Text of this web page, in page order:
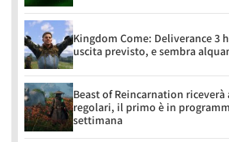
Kingdom Come: Deliverance 3
uscita previsto, e sembra
Beast of Reincarnation
regolari, il primo è in
settimana